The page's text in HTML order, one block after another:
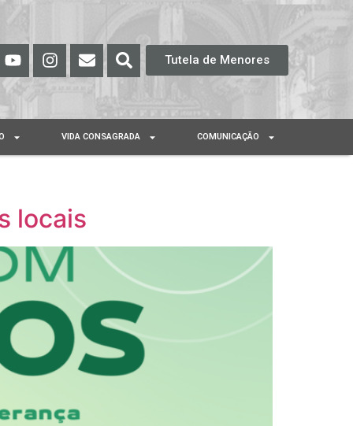
Tutela de Menores
VIDA CONSAGRADA COMUNICAÇÃO
locais